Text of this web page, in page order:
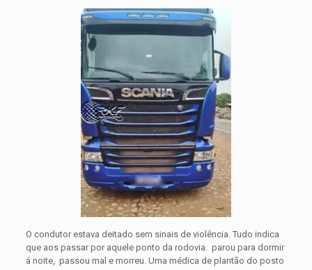
O condutor estava deitado sem sinais de violência. Tudo indica
que aos passar por aquele ponto da rodovia. parou para dormir
á noite, passou mal e morreu. Uma médica de plantão do posto